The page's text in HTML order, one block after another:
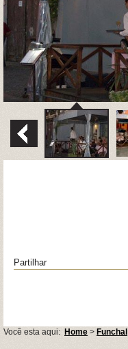
HOTELS
Partilhar
Você esta aqui: Home > Funchal